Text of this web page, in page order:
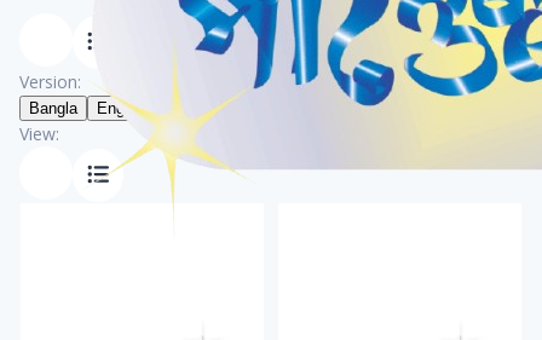
Version:
Bangla English
View: